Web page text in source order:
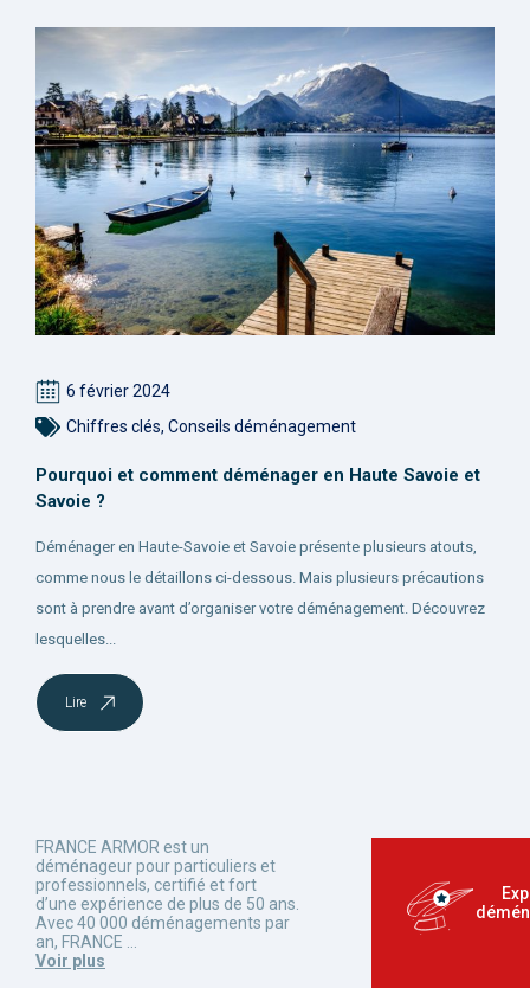
6 février 2024
Chiffres clés, Conseils déménagement
Pourquoi et comment déménager en Haute Savoie et
Savoie ?
Déménager en Haute-Savoie et Savoie présente plusieurs atouts,
comme nous le détaillons ci-dessous. Mais plusieurs précautions
sont à prendre avant d’organiser votre déménagement. Découvrez
lesquelles...
Lire
FRANCE ARMOR est un
déménageur pour particuliers et
professionnels, certifié et fort
d’une expérience de plus de 50 ans.
Avec 40 000 déménagements par
an, FRANCE
Voir plus